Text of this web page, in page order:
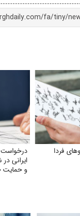
فردا
درخواست
ایرانی
و حمایت